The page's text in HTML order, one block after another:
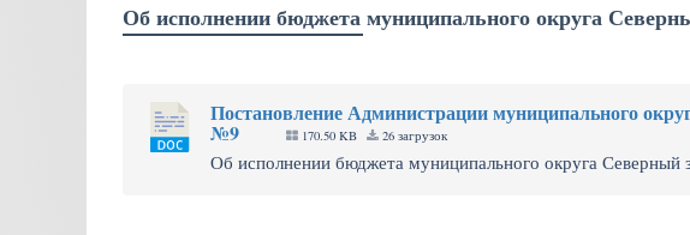
Об исполнении бюджета муниципального округа
Постановление Администрации муниципального
№9 170.50 KB 26 загрузок
Об исполнении бюджета муниципального округа Северный